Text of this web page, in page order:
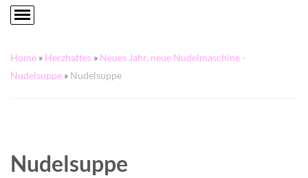
Home » Herzhaftes » Neues Jahr, neue Nudelmaschine -
Nudelsuppe » Nudelsuppe
Nudelsuppe